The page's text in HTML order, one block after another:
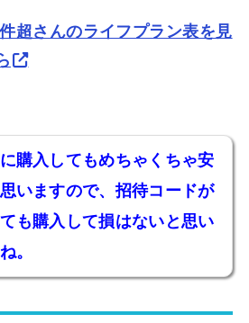
超さんのライフプラン表を見
購入してもめちゃくちゃ安
いますので、招待コードが
も購入して損はないと思い
。